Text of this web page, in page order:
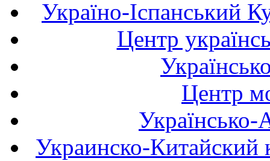
Україно-Іспанський
Центр
Центр
Українсько-
Украинско-Китайский